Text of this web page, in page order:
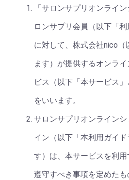
「サロンサプリオンライ
ロンサプリ会員（以下「利
に対して、株式会社nico（
ます）が提供するオンラ
ビス（以下「本サービス
をいいます。
サロンサプリオンライン
イン（以下「本利用ガイド
す）は、本サービスを利
遵守すべき事項を定めたも